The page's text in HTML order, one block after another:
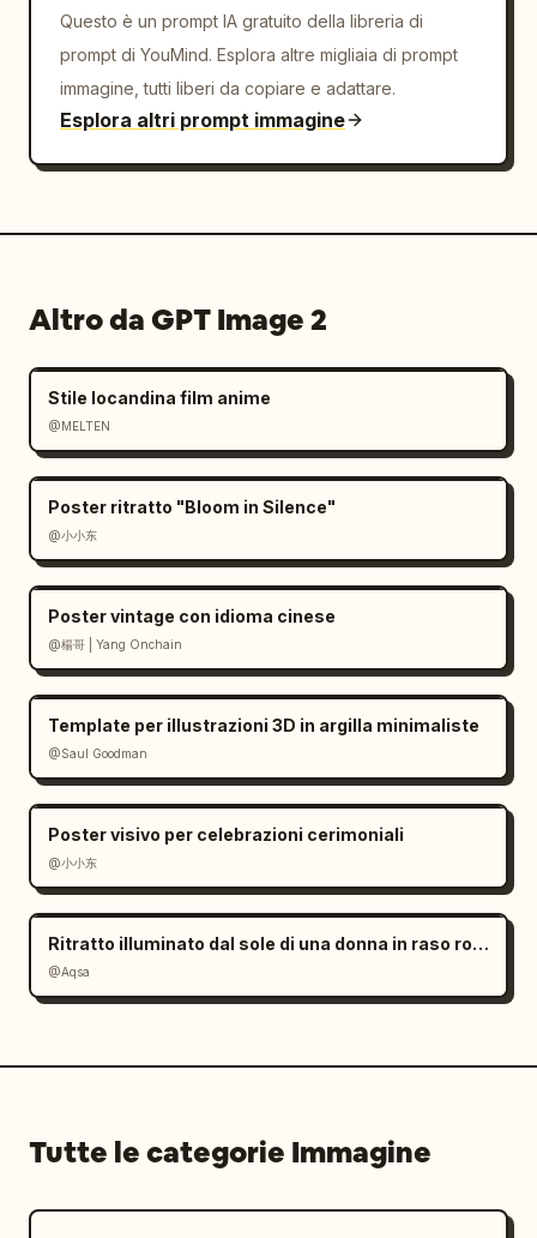
Questo è un prompt IA gratuito della libreria di
prompt di YouMind. Esplora altre migliaia di prompt
immagine, tutti liberi da copiare e adattare.
Esplora altri prompt immagine
Altro da GPT Image 2
Stile locandina film anime
@MELTEN
Poster ritratto "Bloom in Silence"
@小小东
Poster vintage con idioma cinese
@楊哥 | Yang Onchain
Template per illustrazioni 3D in argilla minimaliste
@Saul Goodman
Poster visivo per celebrazioni cerimoniali
@小小东
Ritratto illuminato dal sole di una donna in raso rosso
@Aqsa
Tutte le categorie Immagine